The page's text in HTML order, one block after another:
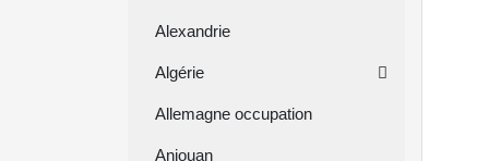
Alexandrie
Algérie
Allemagne occupation
Anjouan